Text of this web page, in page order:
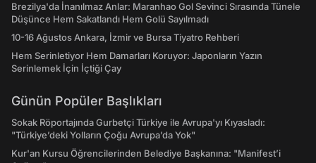
Brezilya'da İnanılmaz Anlar: Maranhao Gol Sevinci Sırasında Tünele
Düşünce Hem Sakatlandı Hem Golü Sayılmadı
10-16 Ağustos Ankara, İzmir ve Bursa Tiyatro Rehberi
Hem Serinletiyor Hem Damarları Koruyor: Japonların Yazın
Serinlemek İçin İçtiği Çay
Günün Popüler Başlıkları
Sokak Röportajında Gurbetçi Türkiye ile Avrupa'yı Kıyasladı:
"Türkiye’deki Yolların Çoğu Avrupa’da Yok"
Kur'an Kursu Öğrencilerinden Belediye Başkanına: "Manifest’i